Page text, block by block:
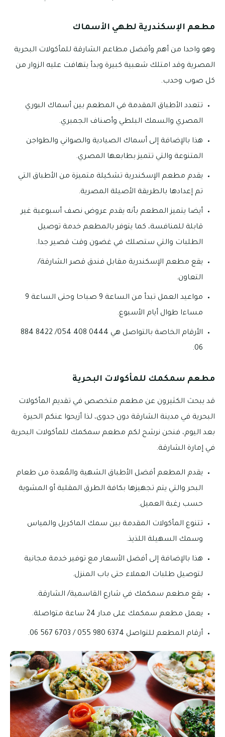
مطعم الإسكندرية لطهي الأسماك
وهو واحدا من أهم وأفضل مطاعم الشارقة للمأكولات البحرية
المصرية وقد امتلك شعبية كبيرة وبدأ يتهافت عليه الزوار من
كل صوب وحدب.
تتعدد الأطباق المقدمة في المطعم بين أسماك البوري
المصري والسمك البلطي وأصناف الجمبري.
هذا بالإضافة إلى أسماك الصيادية والصواني والطواجن
المتنوعة والتي تتميز بطابعها المصري.
يقدم مطعم الإسكندرية تشكيلة متميزة من الأطباق التي
تم إعدادها بالطريقة الأصيلة المصرية.
أيضا يتميز المطعم بأنه يقدم عروض نصف أسبوعية غير
قابلة للمنافسة، كما يتوفر بالمطعم خدمة توصيل
الطلبات والتي ستصلك في غضون وقت قصير جدا.
يقع مطعم الإسكندرية مقابل فندق قصر الشارقة/
التعاون.
مواعيد العمل تبدأ من الساعة 9 صباحا وحتى الساعة 9
مساءا طوال أيام الأسبوع.
الأرقام الخاصة بالتواصل هي 0444 408 054/ 8422 884
06.
مطعم سمكمك للمأكولات البحرية
قد يبحث الكثيرون عن مطعم متخصص في تقديم المأكولات
البحرية في مدينة الشارقة دون جدوى، لذا أزيحوا عنكم الحيرة
بعد اليوم، فنحن نرشح لكم مطعم سمكمك للمأكولات البحرية
في إمارة الشارقة.
يقدم المطعم أفضل الأطباق الشهية والمُعدة من طعام
البحر والتي يتم تجهيزها بكافة الطرق المقلية أو المشوية
حسب رغبة العميل.
تتنوع المأكولات المقدمة بين سمك الماكريل والمياس
وسمك السهيلة اللذيذ.
هذا بالإضافة إلى أفضل الأسعار مع توفير خدمة مجانية
لتوصيل طلبات العملاء حتى باب المنزل.
يقع مطعم سمكمك في شارع القاسمية/ الشارقة.
يعمل مطعم سمكمك على مدار 24 ساعة متواصلة.
أرقام المطعم للتواصل 6374 980 055 / 6703 567 06.